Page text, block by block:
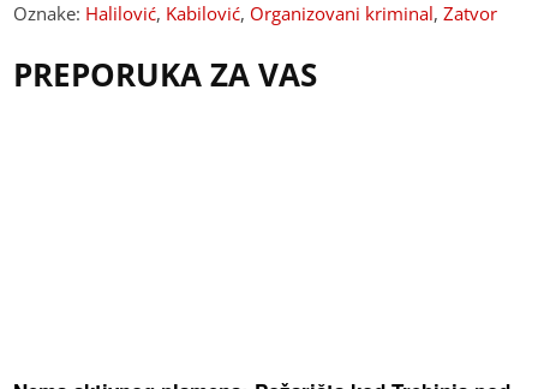
Oznake: Halilović, Kabilović, Organizovani kriminal,Zatvor
PREPORUKA ZA VAS